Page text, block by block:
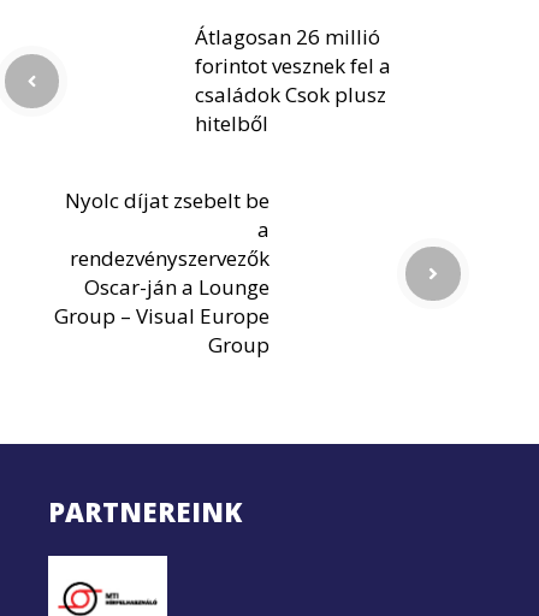
Átlagosan 26 millió
forintot vesznek fel a
családok Csok plusz
hitelből
Nyolc díjat zsebelt be
a
rendezvényszervezők
Oscar-ján a Lounge
Group – Visual Europe
Group
PARTNEREINK